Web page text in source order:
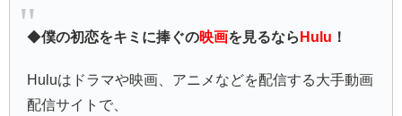
◆僕の初恋をキミに捧ぐの映画を見るなら Hulu ！
Huluはドラマや映画、アニメなどを配信する大手動画
配信サイトで、